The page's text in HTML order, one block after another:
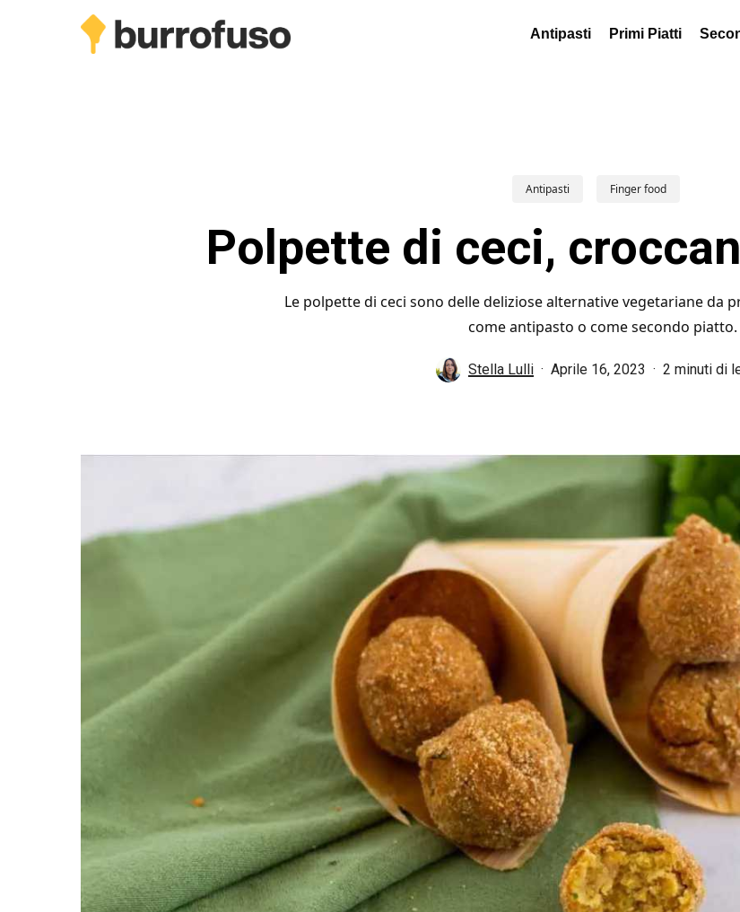
Premi invio per cercare o ESC per uscire
Antipasti Primi Piatti
Antipasti Finger food
Polpette di ceci,
Le polpette di ceci sono delle deliziose alternative vegetariane da
come antipasto o come secondo piatto.
Stella Lulli Aprile 16, 2023 2 minuti di